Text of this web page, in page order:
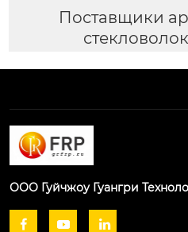
Поставщики
ООО Гуйчжоу Гуангри
  